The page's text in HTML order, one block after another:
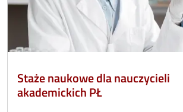
Staże naukowe dla nauczycieli
akademickich PŁ